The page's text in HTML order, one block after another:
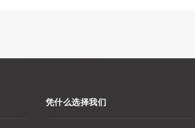
凭什么选择我们